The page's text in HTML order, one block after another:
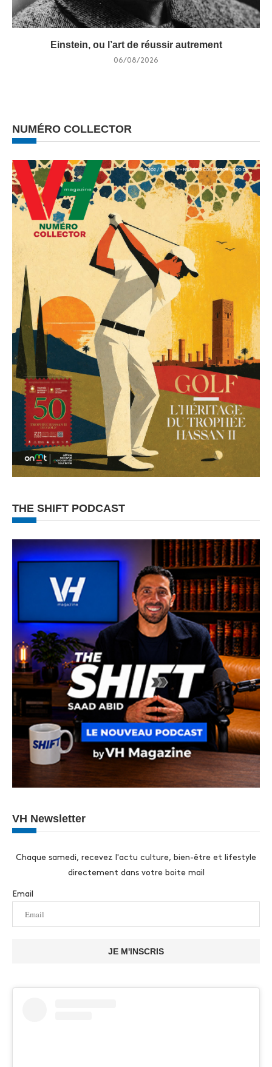
Einstein, ou l’art de réussir autrement
06/08/2026
NUMÉRO COLLECTOR
THE SHIFT PODCAST
VH Newsletter
Chaque samedi, recevez l'actu culture, bien-être et lifestyle
directement dans votre boite mail
Email
JE M'INSCRIS